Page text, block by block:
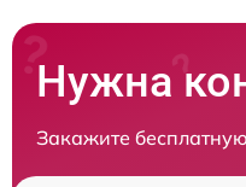
Нужна
Закажите